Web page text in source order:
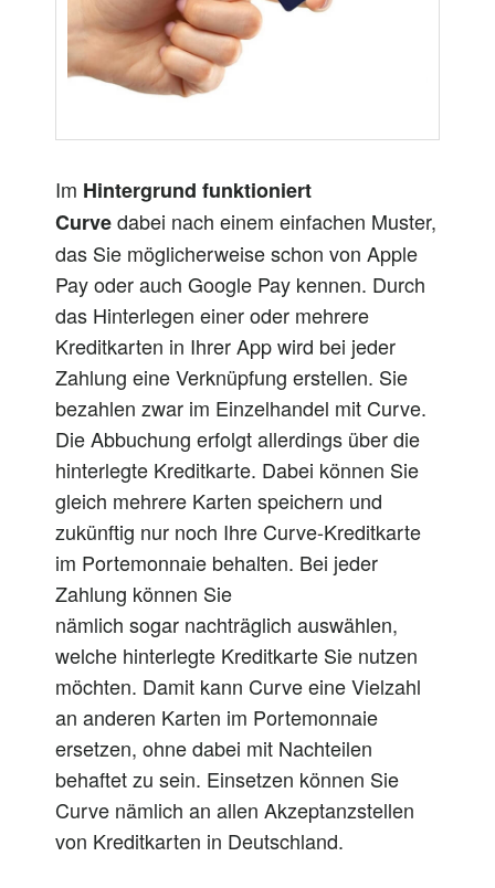
Im Hintergrund funktioniert
Curvedabei nach einem einfachen Muster,
das Sie möglicherweiseschon von Apple
Pay oderauch Google Pay kennen. Durch
das Hinterlegen einer oder mehrere
Kreditkarten in Ihrer App wird bei jeder
Zahlung eine Verknüpfung erstellen. Sie
bezahlen zwar im Einzelhandel mit Curve.
Die Abbuchung erfolgtallerdings über die
hinterlegte Kreditkarte. Dabei können Sie
gleich mehrere Karten speichern und
zukünftig nur noch Ihre Curve-Kreditkarte
im Portemonnaie behalten. Bei jeder
Zahlung können Sie
nämlich sogar nachträglich auswählen,
welche hinterlegte Kreditkarte Sie nutzen
möchten. Damit kann Curve eine Vielzahl
an anderen Karten im Portemonnaie
ersetzen, ohnedabei mit Nachteilen
behaftet zu sein. Einsetzen können Sie
Curve nämlich an allen Akzeptanzstellen
von Kreditkarten in Deutschland.